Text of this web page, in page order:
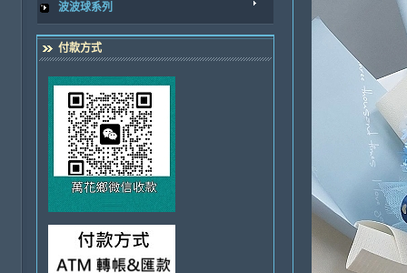
波波球系列
付款方式